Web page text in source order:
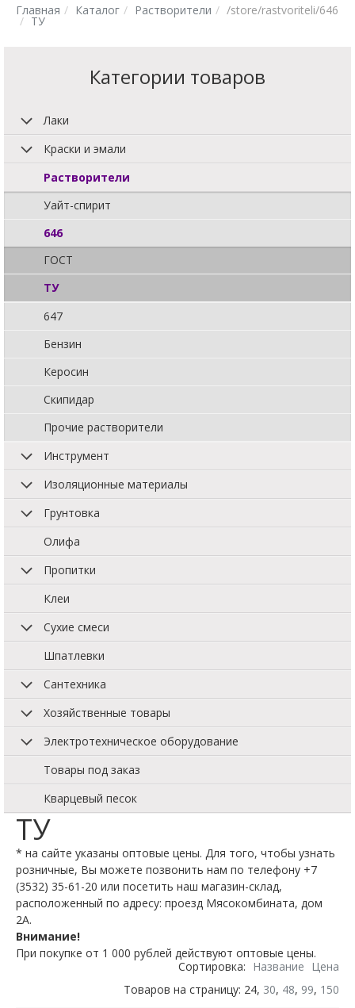
Главная Каталог Растворители /store/rastvoriteli/646
ТУ
Категории товаров
Лаки
Краски и эмали
Растворители
Уайт-спирит
646
ГОСТ
ТУ
647
Бензин
Керосин
Скипидар
Прочие растворители
Инструмент
Изоляционные материалы
Грунтовка
Олифа
Пропитки
Клеи
Сухие смеси
Шпатлевки
Сантехника
Хозяйственные товары
Электротехническое оборудование
Товары под заказ
Кварцевый песок
ТУ
* на сайте указаны оптовые цены. Для того, чтобы узнать
розничные, Вы можете позвонить нам по телефону +7
(3532) 35-61-20 или посетить наш магазин-склад,
расположенный по адресу: проезд Мясокомбината, дом
2А.
Внимание!
При покупке от 1 000 рублей действуют оптовые цены.
Сортировка: Название Цена
Товаров на страницу: 24, 30, 48, 99, 150